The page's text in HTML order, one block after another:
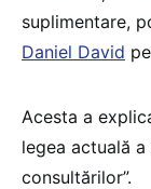
suplimentare,
Daniel David
Acesta a
legea actuală
consultărilor”.